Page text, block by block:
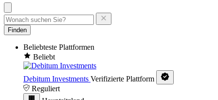
Finden
Beliebteste Plattformen
Beliebt
Debitum Investments Verifizierte Plattform
Reguliert